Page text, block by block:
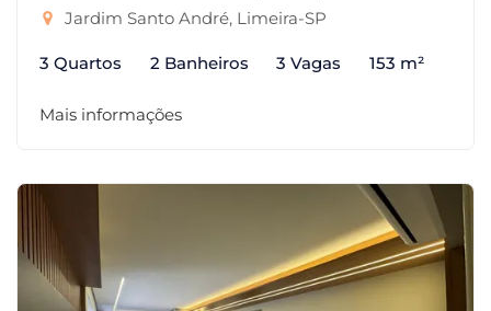
Jardim Santo André, Limeira-SP
3 Quartos 2 Banheiros 3 Vagas 153 m²
Mais informações